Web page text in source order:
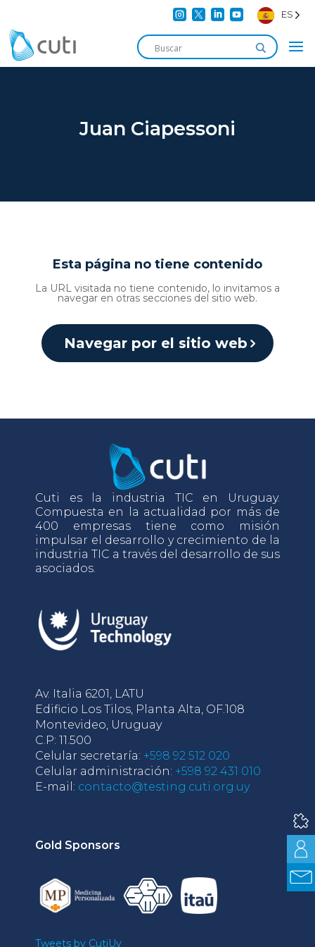
    ES
Juan Ciapessoni
Esta página no tiene contenido
La URL visitada no tiene contenido, lo invitamos a
navegar en otras secciones del sitio web.
Navegar por el sitio web
Cuti es la industria TIC en Uruguay.
Compuesta en la actualidad por más de
400 empresas tiene como misión
impulsar el desarrollo y crecimiento de la
industria TIC a través del desarrollo de sus
asociados.
Av. Italia 6201, LATU
Edificio Los Tilos, Planta Alta, OF.108
Montevideo, Uruguay
C.P: 11.500
Celular secretaría: +598 92 512 020
Celular administración: +598 92 431 010
E-mail: contacto@testing.cuti.org.uy
Gold Sponsors
Tweets by CutiUy